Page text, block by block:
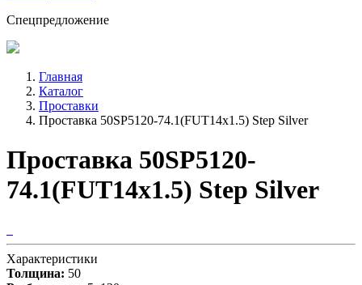
Спецпредложение
Главная
Каталог
Проставки
Проставка 50SP5120-74.1(FUT14x1.5) Step Silver
Проставка 50SP5120-
74.1(FUT14x1.5) Step Silver
Характеристики
Толщина: 50